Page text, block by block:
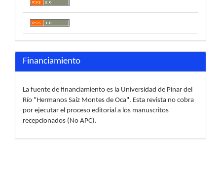
Financiamiento
La fuente de financiamiento es la Universidad de Pinar del
Río "Hermanos Saíz Montes de Oca". Esta revista no cobra
por ejecutar el proceso editorial a los manuscritos
recepcionados (No APC).